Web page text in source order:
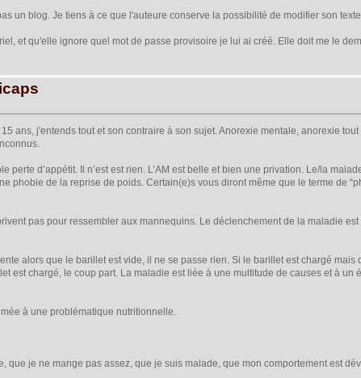
un blog. Je tiens à ce que l'auteure conserve la possibilité de modifier son
et qu'elle ignore quel mot de passe provisoire je lui ai créé. Elle doit me le
ans, j'entends tout et son contraire à son sujet. Anorexie mentale, anorexie
d’appétit. Il n’est est rien. L’AM est belle et bien une privation. Le/la
phobie de la reprise de poids. Certain(e)s vous diront même que le terme de
pas pour ressembler aux mannequins. Le déclenchement de la maladie
alors que le barillet est vide, il ne se passe rien. Si le barillet est chargé mais
est chargé, le coup part. La maladie est liée à une multitude de causes et à un
à une problématique nutritionnelle.
je ne mange pas assez, que je suis malade, que mon comportement est